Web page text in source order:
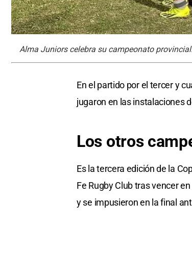
Alma Juniors celebra su campeonato provincial.
En el partido por el tercer y
jugaron en las instalaciones
Los otros
Es la tercera edición de la
Fe Rugby Club tras vencer
y se impusieron en la final